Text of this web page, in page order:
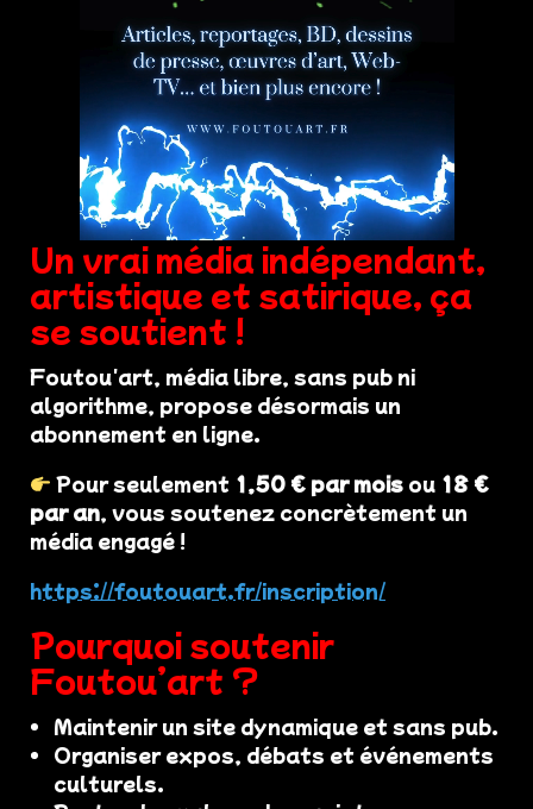
Un vrai média indépendant,
artistique et satirique, ça
se soutient !
Foutou'art, média libre, sans pub ni
algorithme, propose désormais un
abonnement en ligne.
Pour seulement 1,50 € par mois ou 18 €
par an, vous soutenez concrètement un
média engagé !
https://foutouart.fr/inscription/
Pourquoi soutenir
Foutou’art ?
Maintenir un site dynamique et sans pub.
Organiser expos, débats et événements
culturels.